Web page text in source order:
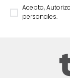
Acepto,
personales.